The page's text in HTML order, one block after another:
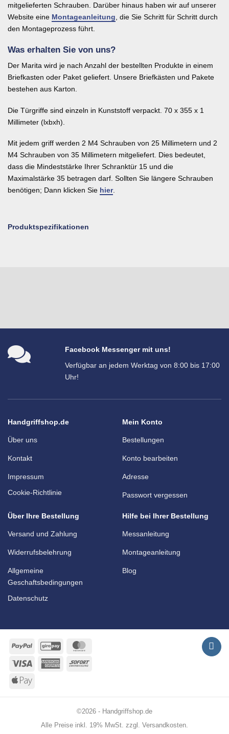
mitgelieferten Schrauben. Darüber hinaus haben wir auf unserer
Website eine Montageanleitung , die Sie Schritt für Schritt durch
den Montageprozess führt.
Was erhalten Sie von uns?
Der Marita wird je nach Anzahl der bestellten Produkte in einem
Briefkasten oder Paket geliefert. Unsere Briefkästen und Pakete
bestehen aus Karton.
Die Türgriffe sind einzeln in Kunststoff verpackt. 70 x 355 x 1
Millimeter (lxbxh).
Mit jedem griff werden 2 M4 Schrauben von 25 Millimetern und 2
M4 Schrauben von 35 Millimetern mitgeliefert. Dies bedeutet,
dass die Mindeststärke Ihrer Schranktür 15 und die
Maximalstärke 35 betragen darf. Sollten Sie längere Schrauben
benötigen; Dann klicken Sie hier.
Produktspezifikationen
Facebook Messenger mit uns!
Verfügbar an jedem Werktag von 8:00 bis 17:00
Uhr!
Handgriffshop.de
Über uns
Kontakt
Impressum
Cookie-Richtlinie
Mein Konto
Bestellungen
Konto bearbeiten
Adresse
Passwort vergessen
Über Ihre Bestellung
Versand und Zahlung
Widerrufsbelehrung
Allgemeine
Geschaftsbedingungen
Datenschutz
Hilfe bei Ihrer Bestellung
Messanleitung
Montageanleitung
Blog
PayPal GiroPay
Visa
AmericanSofort
Apple
©2026 - Handgriffshop.de
Alle Preise inkl. 19% MwSt. zzgl. Versandkosten.